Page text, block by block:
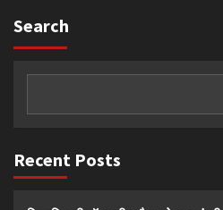
Search
Recent Posts